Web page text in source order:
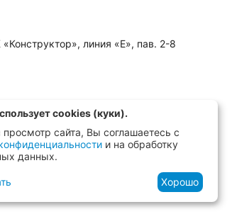
линия «Е», пав. 2-8
cookies (куки).
сайта, Вы соглашаетесь с
и на обработку
данных.
Хорошо